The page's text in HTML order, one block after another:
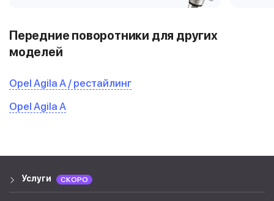
Передние поворотники для других
моделей
Opel Agila A / рестайлинг
Opel Agila A
Услуги СКОРО